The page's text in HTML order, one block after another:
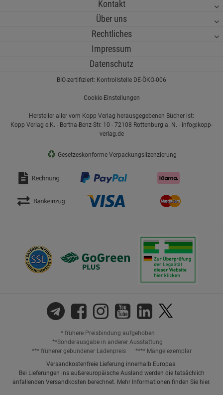
Kontakt
Über uns
Rechtliches
Impressum
Datenschutz
BIO-zertifiziert: Kontrollstelle DE-ÖKO-006
Cookie-Einstellungen
Hersteller aller vom Kopp Verlag herausgegebenen Bücher ist:
Kopp Verlag e.K. - Bertha-Benz-Str. 10 - 72108 Rottenburg a. N. - info@kopp-
verlag.de
♻ Gesetzeskonforme Verpackungslizenzierung
* frühere Preisbindung aufgehoben
**Sonderausgabe in anderer Ausstattung
*** früherer gebundener Ladenpreis
**** Mängelexemplar
Versandkostenfreie Lieferung innerhalb Europas.
Bei Lieferungen ins außereuropäische Ausland werden die tatsächlich
anfallenden Versandkosten berechnet. Mehr Informationen finden Sie hier.